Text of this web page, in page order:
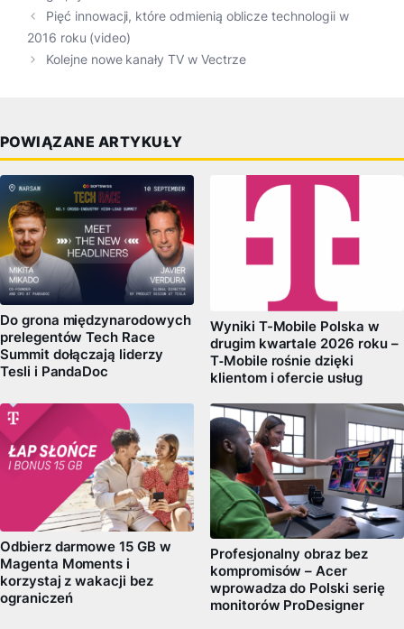
Pięć innowacji, które odmienią oblicze technologii w
2016 roku (video)
Kolejne nowe kanały TV w Vectrze
POWIĄZANE ARTYKUŁY
Do grona międzynarodowych
prelegentów Tech Race
Summit dołączają liderzy
Tesli i PandaDoc
Wyniki T-Mobile Polska w
drugim kwartale 2026 roku –
T‑Mobile rośnie dzięki
klientom i ofercie usług
Odbierz darmowe 15 GB w
Magenta Moments i
korzystaj z wakacji bez
ograniczeń
Profesjonalny obraz bez
kompromisów – Acer
wprowadza do Polski serię
monitorów ProDesigner